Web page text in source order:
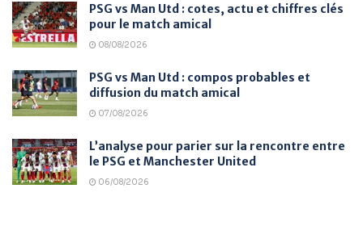
PSG vs Man Utd : cotes, actu et chiffres clés
pour le match amical
08/08/2026
PSG vs Man Utd : compos probables et
diffusion du match amical
07/08/2026
L’analyse pour parier sur la rencontre entre
le PSG et Manchester United
06/08/2026